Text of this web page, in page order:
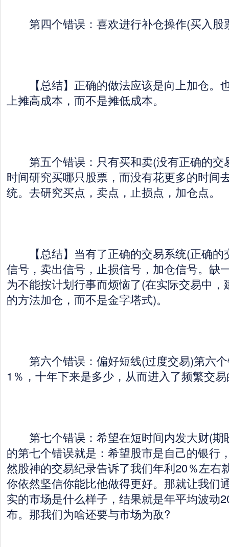
第四个错误：喜欢进行补仓操作(买入股
【总结】正确的做法应该是向上加仓。
上摊高成本，而不是摊低成本。
第五个错误：只有买和卖(没有正确的交
时间研究买哪只股票，而没有花更多的时间
统。去研究买点，卖点，止损点，加仓点。
【总结】当有了正确的交易系统(正确的
信号，卖出信号，止损信号，加仓信号。缺
为不能按计划行事而烦恼了(在实际交易中
的方法加仓，而不是金字塔式)。
第六个错误：偏好短线(过度交易)第六个
1％，十年下来是多少，从而进入了频繁交
第七个错误：希望在短时间内发大财(期
的第七个错误就是：希望股市是自己的银行
然股神的交易纪录告诉了我们年利20％左右
你依然坚信你能比他做得更好。那就让我们
实的市场是什么样子，结果就是年平均波动
布。那我们为啥还要与市场为敌?